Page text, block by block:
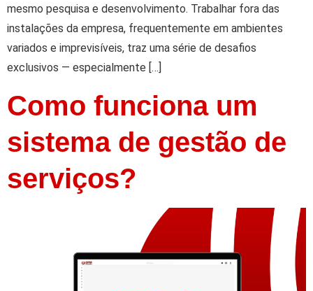
mesmo pesquisa e desenvolvimento. Trabalhar fora das
instalações da empresa, frequentemente em ambientes
variados e imprevisíveis, traz uma série de desafios
exclusivos — especialmente […]
Como funciona um
sistema de gestão de
serviços?